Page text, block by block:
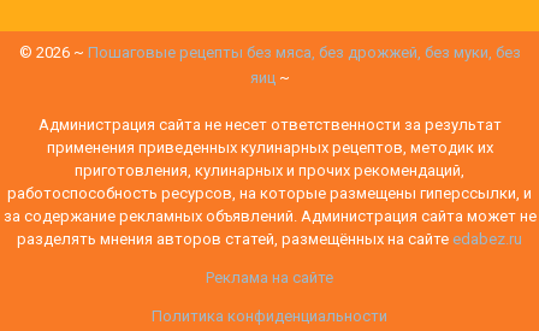
© 2026~ Пошаговые рецепты без мяса, без дрожжей, без муки, без
яиц ~
Администрация сайта не несет ответственности за результат
применения приведенных кулинарных рецептов, методик их
приготовления, кулинарных и прочих рекомендаций,
работоспособность ресурсов, на которые размещены гиперссылки, и
за содержание рекламных объявлений. Администрация сайта может не
разделять мнения авторов статей, размещённых на сайте edabez.ru
Реклама на сайте
Политика конфиденциальности